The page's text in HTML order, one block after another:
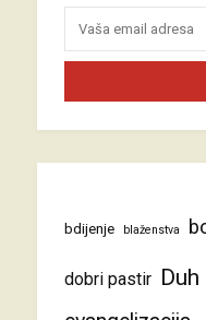
bdijenje blaženstva
dobri pastir